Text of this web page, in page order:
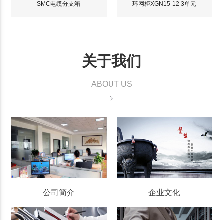
SMC电缆分支箱 环网柜XGN15-12 3单元
关于我们
ABOUT US
公司简介 企业文化